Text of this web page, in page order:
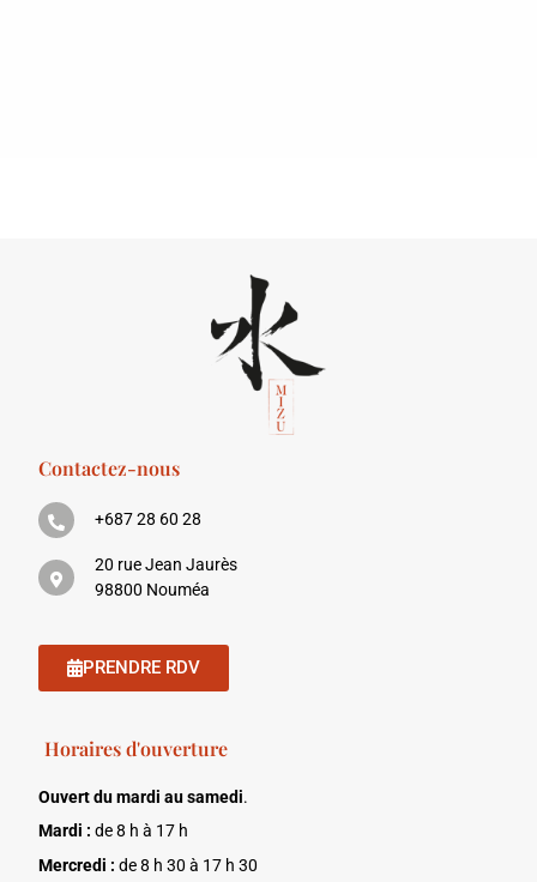
Contactez-nous
+687 28 60 28
20 rue Jean Jaurès
98800 Nouméa
PRENDRE RDV
Horaires d'ouverture
Ouvert du mardi au samedi.
Mardi : de 8 h à 17 h
Mercredi : de 8 h 30 à 17 h 30